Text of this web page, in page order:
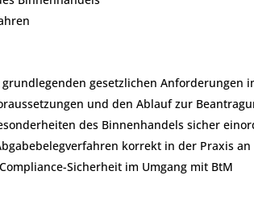
grundlegenden gesetzlichen Anforderungen
und den Ablauf zur
des Binnenhandels sicher
korrekt in der Praxis an
Sicherheit im Umgang mit BtM